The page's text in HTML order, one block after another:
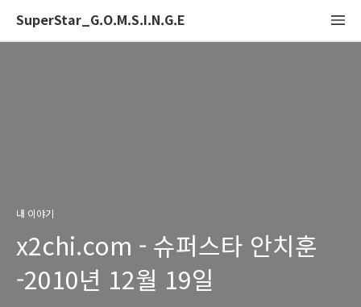
SuperStar_G.O.M.S.I.N.G.E
내 이야기
x2chi.com - 슈퍼스타 안치훈
-2010년 12월 19일